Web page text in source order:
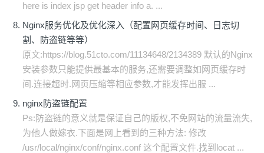
here is index jsp get header info a. ...
Nginx服务优化及优化深入（配置网页缓存时间、日志切
割、防盗链等等）
原文:https://blog.51cto.com/11134648/2134389 默认的Nginx
安装参数只能提供最基本的服务,还需要调整如网页缓存时
间.连接超时.网页压缩等相应参数,才能发挥出服 ...
nginx防盗链配置
Ps:防盗链的意义就是保证自己的版权,不免网站的流量流失,
为他人做嫁衣.下面是网上看到的三种方法: 修改
/usr/local/nginx/conf/nginx.conf 这个配置文件.找到locat ...